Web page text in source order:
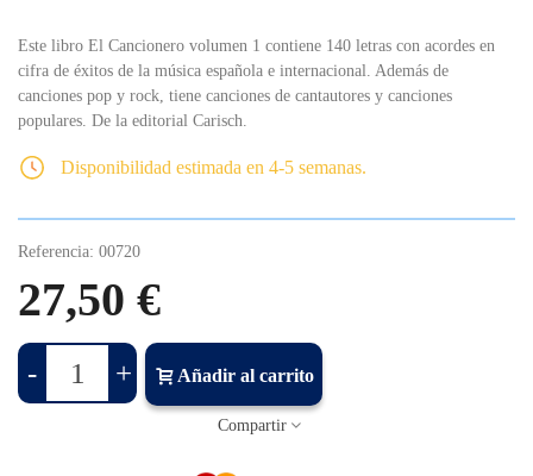
Este libro El Cancionero volumen 1 contiene 140 letras con acordes en
cifra de éxitos de la música española e internacional. Además de
canciones pop y rock, tiene canciones de cantautores y canciones
populares. De la editorial Carisch.
Disponibilidad estimada en 4-5 semanas.
Referencia: 00720
27,50 €
- + Añadir al carrito
Compartir